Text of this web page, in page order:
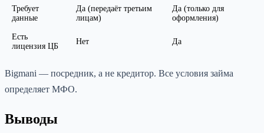
Требует
данные
Да (передаёт третьим
лицам)
Да (только для
оформления)
Есть
лицензия ЦБ
Нет Да
Bigmani — посредник, а не кредитор. Все условия займа
определяет МФО.
Выводы